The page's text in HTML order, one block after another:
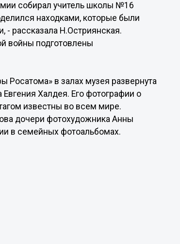
собирал учитель школы №16
находками, которые были
- рассказала Н.Остриянская.
войны подготовлены
Росатома» в залах музея развернута
Халдея. Его фотографии о
известны во всем мире.
дочери фотохудожника Анны
в семейных фотоальбомах.